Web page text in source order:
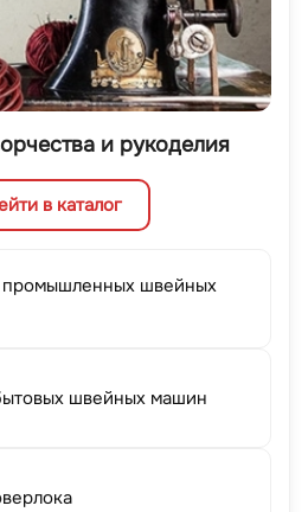
и рукоделия
в каталог
промышленных швейных
швейных машин